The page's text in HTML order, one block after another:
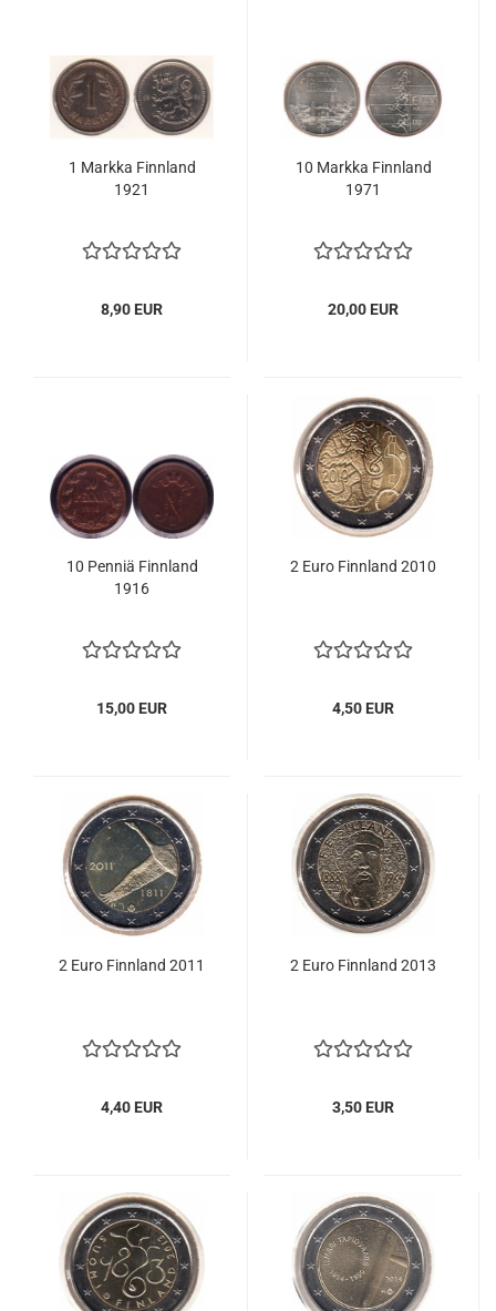
1 Mark­ka Finn­land
1921
8,90 EUR
10 Mark­ka Finn­land
1971
20,00 EUR
10 Pen­niä Finn­land
1916
15,00 EUR
2 Euro Finn­land 2010
4,50 EUR
2 Euro Finn­land 2011
4,40 EUR
2 Euro Finn­land 2013
3,50 EUR